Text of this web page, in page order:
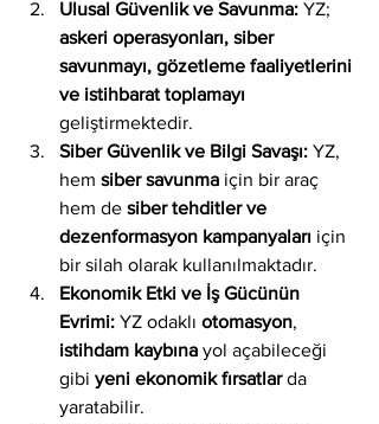
Ulusal Güvenlik ve Savunma: YZ;
askeri operasyonları, siber
savunmayı, gözetleme faaliyetlerini
ve istihbarat toplamayı
geliştirmektedir.
Siber Güvenlik ve Bilgi Savaşı: YZ,
hem siber savunma için bir araç
hem de siber tehditler ve
dezenformasyon kampanyaları için
bir silah olarak kullanılmaktadır.
Ekonomik Etki ve İş Gücünün
Evrimi: YZ odaklı otomasyon,
istihdam kaybına yol açabileceği
gibi yeni ekonomik fırsatlar da
yaratabilir.